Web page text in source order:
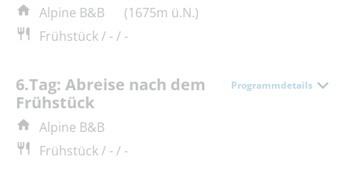
Alpine B&B
(1675m ü.N.)
Frühstück / - / -
6.Tag: Abreise nach dem
Frühstück
Programmdetails
Alpine B&B
Frühstück / - / -